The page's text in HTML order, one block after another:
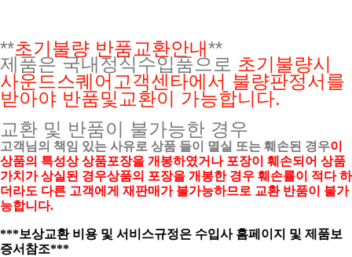
**초기불량 반품교환안내**
제품은 국내정식수입품으로 초기불량시
사운드스퀘어고객센타에서 불량판정서를
받아야 반품및교환이 가능합니다.
교환 및 반품이 불가능한 경우
고객님의 책임 있는 사유로 상품 들이 멸실 또는 훼손된 경우이
상품의 특성상 상품포장을 개봉하였거나 포장이 훼손되어 상품
가치가 상실된 경우상품의 포장을 개봉한 경우 훼손률이 적다 하
더라도 다른 고객에게 재판매가 불가능하므로 교환 반품이 불가
능합니다.
***보상교환 비용 및 서비스규정은 수입사 홈페이지 및 제품보
증서참조***